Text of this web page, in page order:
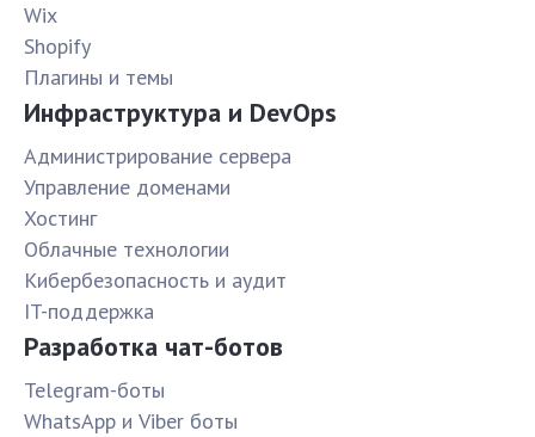
Wix
Shopify
Плагины и темы
Инфраструктура и DevOps
Администрирование сервера
Управление доменами
Хостинг
Облачные технологии
Кибербезопасность и аудит
IT-поддержка
Разработка чат-ботов
Telegram-боты
WhatsApp и Viber боты